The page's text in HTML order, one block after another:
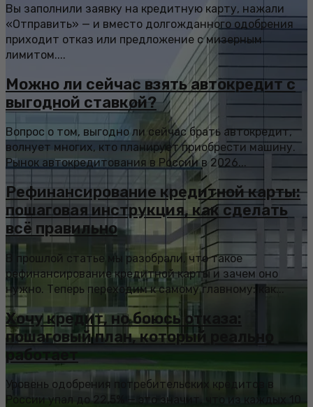
Вы заполнили заявку на кредитную карту, нажали
«Отправить» — и вместо долгожданного одобрения
приходит отказ или предложение с мизерным
лимитом....
Можно ли сейчас взять автокредит с
выгодной ставкой?
Вопрос о том, выгодно ли сейчас брать автокредит,
волнует многих, кто планирует приобрести машину.
Рынок автокредитования в России в 2026...
Рефинансирование кредитной карты:
пошаговая инструкция, как сделать
всё правильно
В прошлой статье мы разобрали, что такое
рефинансирование кредитной карты и зачем оно
нужно. Теперь переходим к самому главному: как...
Хочу кредит, но боюсь отказа:
пошаговый план, который реально
работает
Уровень одобрения потребительских кредитов в
России упал до 22,5% — это значит, что из каждых 10